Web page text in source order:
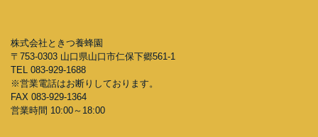
株式会社ときつ養蜂園
〒753-0303 山口県山口市仁保下郷561-1
TEL 083-929-1688
※営業電話はお断りしております。
FAX 083-929-1364
営業時間 10:00～18:00